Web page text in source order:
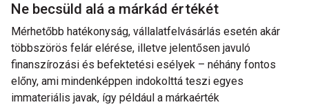
Ne becsüld alá a márkád értékét
Mérhetőbb hatékonyság, vállalatfelvásárlás esetén akár
többszörös felár elérése, illetve jelentősen javuló
finanszírozási és befektetési esélyek – néhány fontos
előny, ami mindenképpen indokolttá teszi egyes
immateriális javak, így például a márkaérték